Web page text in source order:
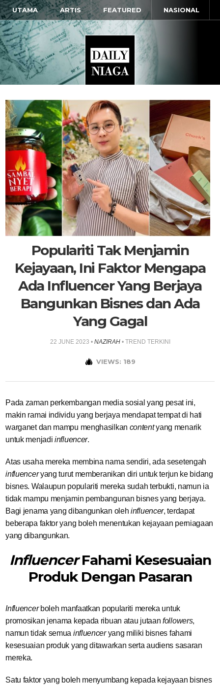
UTAMA ARTIS FEATURED NASIONAL
Populariti Tak Menjamin
Kejayaan, Ini Faktor Mengapa
Ada Influencer Yang Berjaya
Bangunkan Bisnes dan Ada
Yang Gagal
22 JUNE 2023 • NAZIRAH• TREND TERKINI
VIEWS: 189
Pada zaman perkembangan media sosial yang pesat ini,
makin ramai individu yang berjaya mendapat tempat di hati
warganet dan mampu menghasilkan contentyang menarik
untuk menjadiinfluencer.
Atas usaha mereka membina nama sendiri, ada sesetengah
influenceryang turut memberanikan diri untuk terjun ke bidang
bisnes. Walaupun populariti mereka sudah terbukti, namun ia
tidak mampu menjamin pembangunan bisnes yang berjaya.
Bagi jenama yang dibangunkan olehinfluencer, terdapat
beberapa faktor yang boleh menentukan kejayaan perniagaan
yang dibangunkan.
InfluencerFahami Kesesuaian
Produk Dengan Pasaran
Influencerboleh manfaatkan populariti mereka untuk
promosikan jenama kepada ribuan atau jutaanfollowers,
namun tidak semua influenceryang miliki bisnes fahami
kesesuaian produk yang ditawarkan serta audiens sasaran
mereka.
Satu faktor yang boleh menyumbang kepada kejayaan bisnes